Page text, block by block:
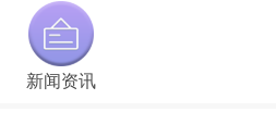
新闻资讯